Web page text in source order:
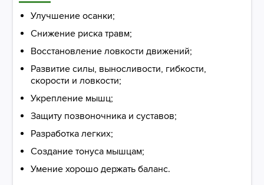
Улучшение осанки;
Снижение риска травм;
Восстановление ловкости движений;
Развитие силы, выносливости, гибкости,
скорости и ловкости;
Укрепление мышц;
Защиту позвоночника и суставов;
Разработка легких;
Создание тонуса мышцам;
Умение хорошо держать баланс.